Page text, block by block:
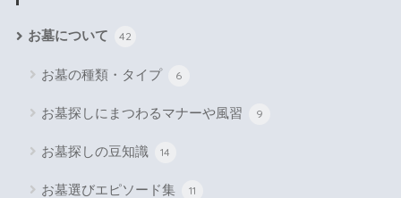
お墓について 42
お墓の種類・タイプ 6
お墓探しにまつわるマナーや風習 9
お墓探しの豆知識 14
お墓選びエピソード集 11